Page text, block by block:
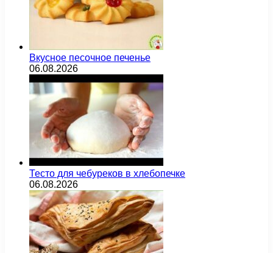
Вкусное песочное печенье
06.08.2026
Тесто для чебуреков в хлебопечке
06.08.2026